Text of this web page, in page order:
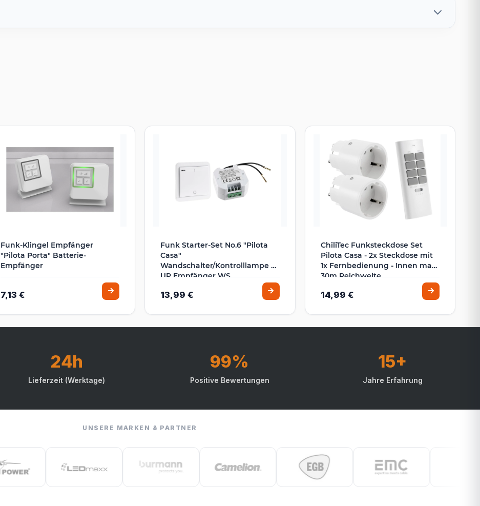
Funk-Klingel Empfänger
"Pilota Porta" Batterie-
Empfänger
7,13 €
Funk Starter-Set No.6 "Pilota
Casa"
Wandschalter/Kontrolllampe +
UP Empfänger WS
13,99 €
ChiliTec Funksteckdose Set
Pilota Casa - 2x Steckdose mit
1x Fernbedienung - Innen max.
30m Reichweite
14,99 €
24h
Lieferzeit (Werktage)
99%
Positive Bewertungen
15+
Jahre Erfahrung
UNSERE MARKEN & PARTNER